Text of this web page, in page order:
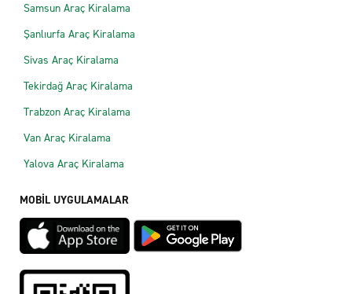
Samsun Araç Kiralama
Şanlıurfa Araç Kiralama
Sivas Araç Kiralama
Tekirdağ Araç Kiralama
Trabzon Araç Kiralama
Van Araç Kiralama
Yalova Araç Kiralama
MOBİL UYGULAMALAR